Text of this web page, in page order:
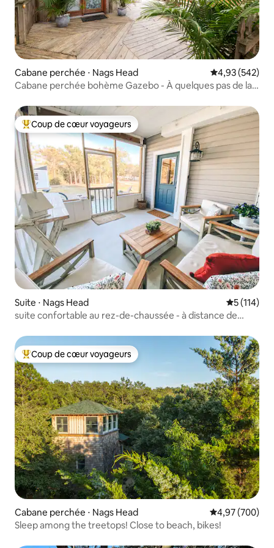
Cabane perchée ⋅ Nags Head Évaluation
4,93 (542)
Cabane perchée bohème Gazebo - À quelques pas de la
Coups de cœur voyageurs les plus appréciés
Coup de cœur voyageurs
Suite ⋅ Nags Head Évaluation
5 (114)
suite confortable au rez-de-chaussée - à distance de
Coups de cœur voyageurs les plus appréciés
Coup de cœur voyageurs
Cabane perchée ⋅ Nags Head Évaluation
4,97 (700)
Sleep among the treetops! Close to beach, bikes!